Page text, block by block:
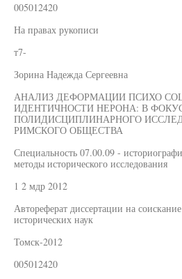
005012420
На правах рукописи
т7-
Зорина Надежда Сергеевна
АНАЛИЗ ДЕФОРМАЦИИ ПСИХО
ИДЕНТИЧНОСТИ НЕРОНА: В
ПОЛИДИСЦИПЛИНАРНОГО
РИМСКОГО ОБЩЕСТВА
Специальность 07.00.09 -
методы исторического исследования
1 2 мдр 2012
Автореферат диссертации на
исторических наук
Томск-2012
005012420